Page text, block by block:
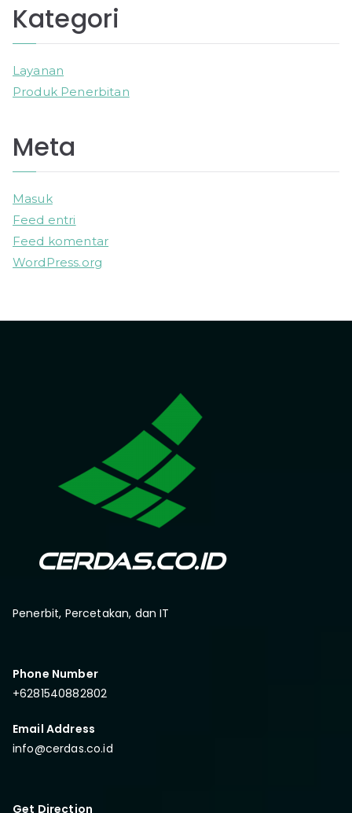
Kategori
Layanan
Produk Penerbitan
Meta
Masuk
Feed entri
Feed komentar
WordPress.org
Penerbit, Percetakan, dan IT
Phone Number
+6281540882802
Email Address
info@cerdas.co.id
Get Direction